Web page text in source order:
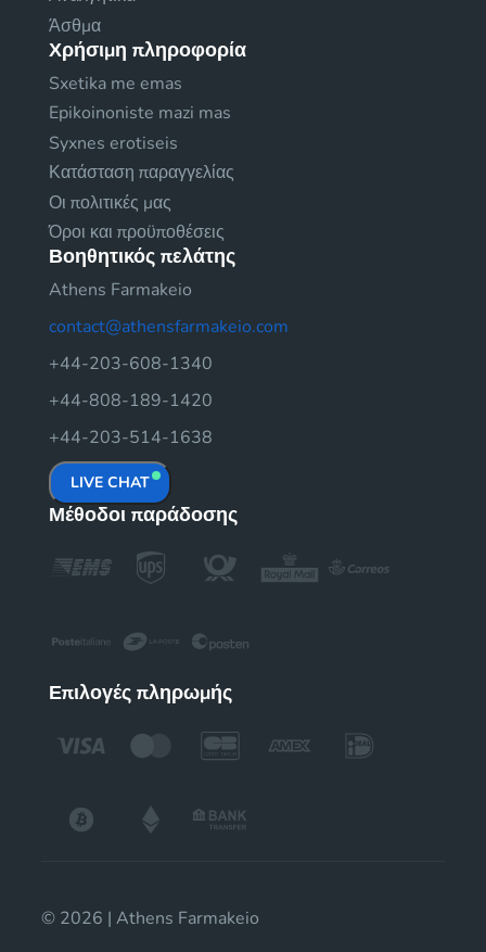
Άσθμα
Χρήσιμη πληροφορία
Sxetika me emas
Epikoinoniste mazi mas
Syxnes erotiseis
Κατάσταση παραγγελίας
Οι πολιτικές μας
Όροι και προϋποθέσεις
Βοηθητικός πελάτης
Athens Farmakeio
contact@athensfarmakeio.com
+44-203-608-1340
+44-808-189-1420
+44-203-514-1638
LIVE CHAT
Μέθοδοι παράδοσης
Επιλογές πληρωμής
© 2026 | Athens Farmakeio